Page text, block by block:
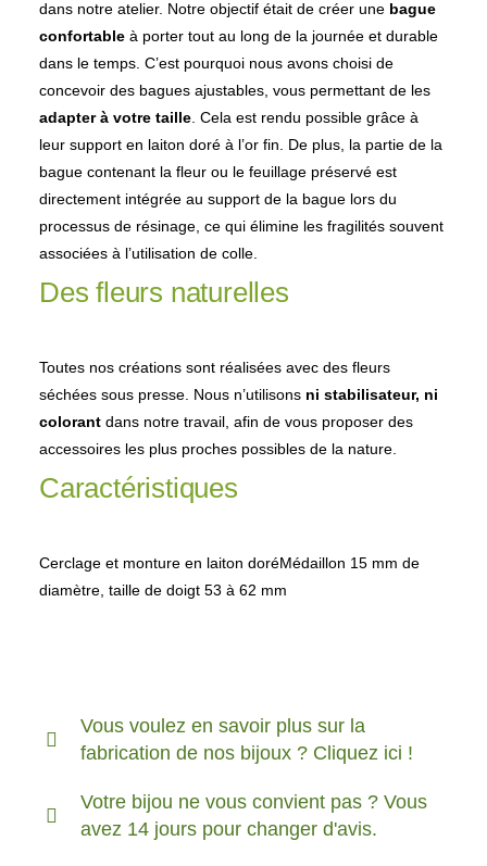
dans notre atelier. Notre objectif était de créer une bague
confortable à porter tout au long de la journée et durable
dans le temps. C’est pourquoi nous avons choisi de
concevoir des bagues ajustables, vous permettant de les
adapter à votre taille . Cela est rendu possible grâce à
leur support en laiton doré à l’or fin. De plus, la partie de la
bague contenant la fleur ou le feuillage préservé est
directement intégrée au support de la bague lors du
processus de résinage, ce qui élimine les fragilités souvent
associées à l’utilisation de colle.
Des fleurs naturelles
Toutes nos créations sont réalisées avec des fleurs
séchées sous presse. Nous n’utilisons ni stabilisateur, ni
colorant dans notre travail, afin de vous proposer des
accessoires les plus proches possibles de la nature.
Caractéristiques
Cerclage et monture en laiton doréMédaillon 15 mm de
diamètre, taille de doigt 53 à 62 mm
Vous voulez en savoir plus sur la
fabrication de nos bijoux ? Cliquez ici !
Votre bijou ne vous convient pas ? Vous
avez 14 jours pour changer d'avis.